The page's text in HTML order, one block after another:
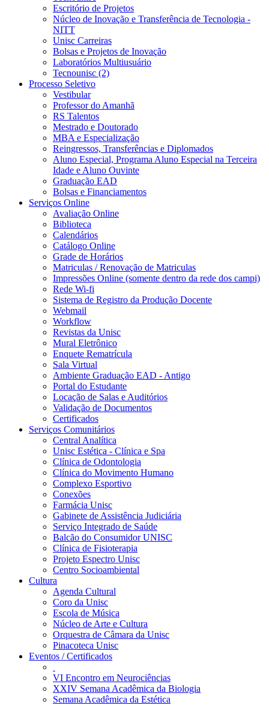
Escritório de Projetos
Núcleo de Inovação e Transferência de Tecnologia -
NITT
Unisc Carreiras
Bolsas e Projetos de Inovação
Laboratórios Multiusuário
Tecnounisc (2)
Processo Seletivo
Vestibular
Professor do Amanhã
RS Talentos
Mestrado e Doutorado
MBA e Especialização
Reingressos, Transferências e Diplomados
Aluno Especial, Programa Aluno Especial na Terceira
Idade e Aluno Ouvinte
Graduação EAD
Bolsas e Financiamentos
Serviços Online
Avaliação Online
Biblioteca
Calendários
Catálogo Online
Grade de Horários
Matriculas / Renovação de Matriculas
Impressões Online (somente dentro da rede dos campi)
Rede Wi-fi
Sistema de Registro da Produção Docente
Webmail
Workflow
Revistas da Unisc
Mural Eletrônico
Enquete Rematrícula
Sala Virtual
Ambiente Graduação EAD - Antigo
Portal do Estudante
Locação de Salas e Auditórios
Validação de Documentos
Certificados
Serviços Comunitários
Central Analítica
Unisc Estética - Clínica e Spa
Clínica de Odontologia
Clínica do Movimento Humano
Complexo Esportivo
Conexões
Farmácia Unisc
Gabinete de Assistência Judiciária
Serviço Integrado de Saúde
Balcão do Consumidor UNISC
Clínica de Fisioterapia
Projeto Espectro Unisc
Centro Socioambiental
Cultura
Agenda Cultural
Coro da Unisc
Escola de Música
Núcleo de Arte e Cultura
Orquestra de Câmara da Unisc
Pinacoteca Unisc
Eventos / Certificados
VI Encontro em Neurociências
XXIV Semana Acadêmica da Biologia
Semana Acadêmica da Estética